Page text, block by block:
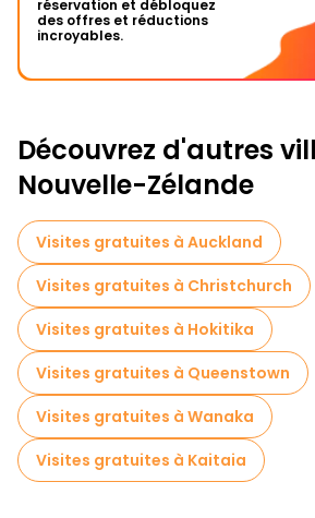
réservation et débloquez
des offres et réductions
incroyables.
Découvrez d'autres
Nouvelle-Zélande
Visites gratuites à Auckland
Visites gratuites à Christchurch
Visites gratuites à Hokitika
Visites gratuites à Queenstown
Visites gratuites à Wanaka
Visites gratuites à Kaitaia